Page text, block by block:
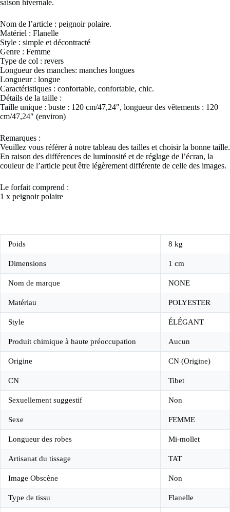
saison hivernale.
Nom de l’article : peignoir polaire.
Matériel : Flanelle
Style : simple et décontracté
Genre : Femme
Type de col : revers
Longueur des manches: manches longues
Longueur : longue
Caractéristiques : confortable, confortable, chic.
Détails de la taille :
Taille unique : buste : 120 cm/47,24″, longueur des vêtements : 120
cm/47,24″ (environ)
Remarques :
Veuillez vous référer à notre tableau des tailles et choisir la bonne taille.
En raison des différences de luminosité et de réglage de l’écran, la
couleur de l’article peut être légèrement différente de celle des images.
Le forfait comprend :
1 x peignoir polaire
Poids 8 kg
Dimensions 1 cm
Nom de marque NONE
Matériau POLYESTER
Style ÉLÉGANT
Produit chimique à haute préoccupation Aucun
Origine CN (Origine)
CN Tibet
Sexuellement suggestif Non
Sexe FEMME
Longueur des robes Mi-mollet
Artisanat du tissage TAT
Image Obscène Non
Type de tissu Flanelle